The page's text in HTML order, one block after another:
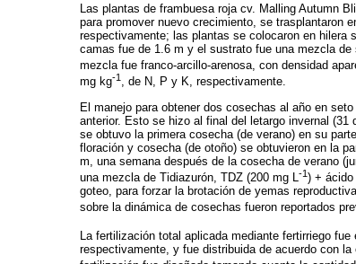
Las plantas de frambuesa roja cv. Malling Autumn
para promover nuevo crecimiento, se trasplantaron
respectivamente; las plantas se colocaron en
camas fue de 1.6 m y el sustrato fue una mezcla
mezcla fue franco-arcillo-arenosa, con densidad
mg kg-1 , de N, P y K, respectivamente.
El manejo para obtener dos cosechas al año en
anterior. Esto se hizo al final del letargo invernal
se obtuvo la primera cosecha (de verano) en su
floración y cosecha (de otoño) se obtuvieron en la
m, una semana después de la cosecha de verano
una mezcla de Tidiazurón, TDZ (200 mg L
-1) + ácido
goteo, para forzar la brotación de yemas
sobre la dinámica de cosechas fueron reportados
La fertilización total aplicada mediante fertirriego
respectivamente, y fue distribuida de acuerdo con